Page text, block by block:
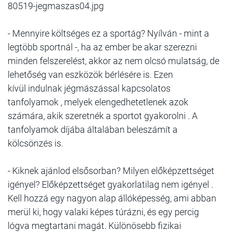
80519-jegmaszas04.jpg
- Mennyire költséges ez a sportág? Nyílván - mint a
legtöbb sportnál -, ha az ember be akar szerezni
minden felszerelést, akkor az nem olcsó mulatság, de
lehetőség van eszközök bérlésére is. Ezen
kívül indulnak jégmászással kapcsolatos
tanfolyamok , melyek elengedhetetlenek azok
számára, akik szeretnék a sportot gyakorolni . A
tanfolyamok díjába általában beleszámít a
kölcsönzés is.
- Kiknek ajánlod elsősorban? Milyen előképzettséget
igényel? Előképzettséget gyakorlatilag nem igényel .
Kell hozzá egy nagyon alap állóképesség, ami abban
merül ki, hogy valaki képes túrázni, és egy percig
lógva megtartani magát. Különösebb fizikai